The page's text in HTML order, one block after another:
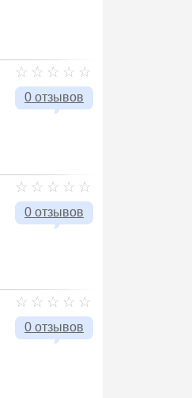
0 отзывов
0 отзывов
0 отзывов